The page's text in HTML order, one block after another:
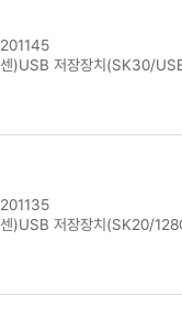
)USB 저장장치(SK30/
)USB 저장장치(SK20/